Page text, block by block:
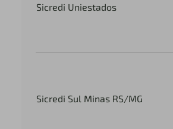
Sicredi Uniestados
Sicredi Sul Minas RS/MG